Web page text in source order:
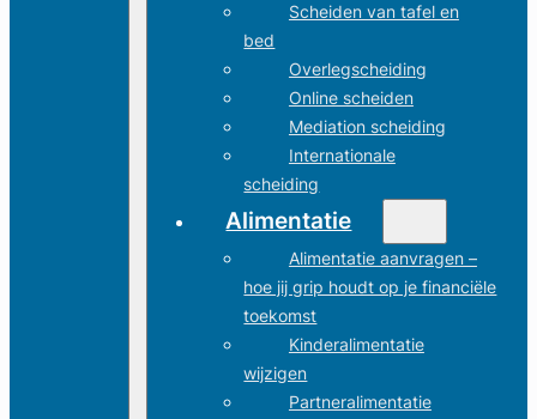
Scheiden van tafel en
bed
Overlegscheiding
Online scheiden
Mediation scheiding
Internationale
scheiding
Alimentatie
Alimentatie aanvragen –
hoe jij grip houdt op je financiële
toekomst
Kinderalimentatie
wijzigen
Partneralimentatie